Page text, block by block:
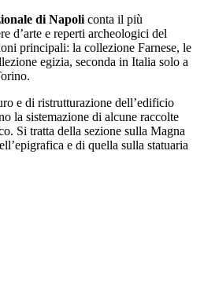
di Napoli conta il più
d’arte e reperti archeologici del
principali: la collezione Farnese, le
egizia, seconda in Italia solo a
e di ristrutturazione dell’edificio
la sistemazione di alcune raccolte
Si tratta della sezione sulla Magna
e di quella sulla statuaria